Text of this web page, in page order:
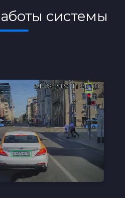
системы